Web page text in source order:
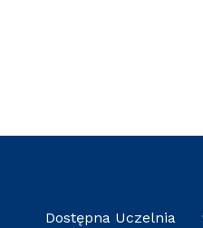
Dostępna Uczelnia